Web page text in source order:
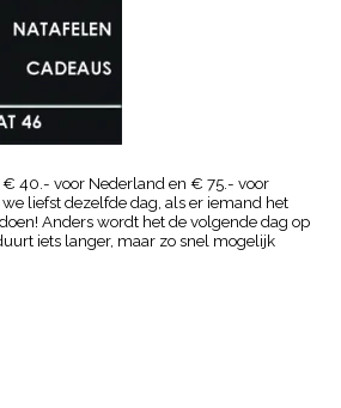
40.- voor Nederland en € 75.- voor
liefst dezelfde dag, als er iemand het
Anders wordt het de volgende dag op
iets langer, maar zo snel mogelijk